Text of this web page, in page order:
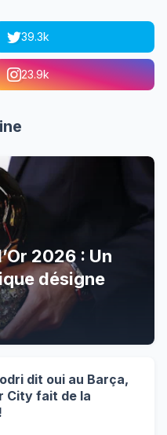
39.3k
23.9k
2026 : Un
désigne
dit oui au Barça,
City fait de la